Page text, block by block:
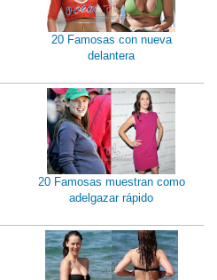
20 Famosas con nueva
delantera
20 Famosas muestran como
adelgazar rápido